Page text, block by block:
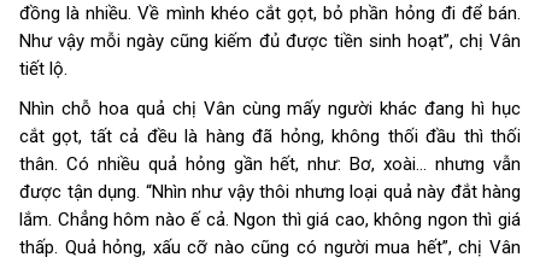
đồng là nhiều. Về mình khéo cắt gọt, bỏ phần hỏng đi để bán.
Như vậy mỗi ngày cũng kiếm đủ được tiền sinh hoạt”, chị Vân
tiết lộ.
Nhìn chỗ hoa quả chị Vân cùng mấy người khác đang hì hục
cắt gọt, tất cả đều là hàng đã hỏng, không thối đầu thì thối
thân. Có nhiều quả hỏng gần hết, như: Bơ, xoài... nhưng vẫn
được tận dụng. “Nhìn như vậy thôi nhưng loại quả này đắt hàng
lắm. Chẳng hôm nào ế cả. Ngon thì giá cao, không ngon thì giá
thấp. Quả hỏng, xấu cỡ nào cũng có người mua hết”, chị Vân